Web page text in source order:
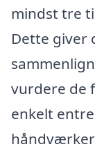
mindst tre
Dette giver
vurdere de
enkelt